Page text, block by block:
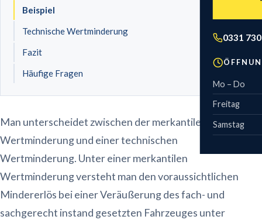
0331
Mo – Do
Freitag
Samstag
Beispiel
Technische Wertminderung
Fazit
Häufige Fragen
Man unterscheidet zwischen der merkantilen
Wertminderung und einer technischen
Wertminderung. Unter einer merkantilen
Wertminderung versteht man den voraussichtlichen
Mindererlös bei einer Veräußerung des fach- und
sachgerecht instand gesetzten Fahrzeuges unter